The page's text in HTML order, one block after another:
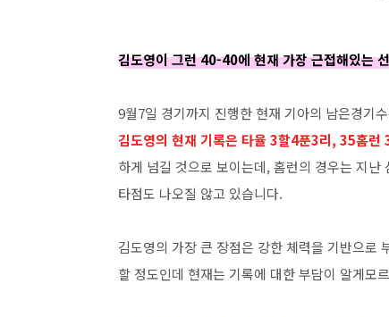
김도영이 그런 40-40에 현재 가장 근접해있는
9월7일 경기까지 진행한 현재 기아의 남은경기
김도영의 현재 기록은 타율 3할4푼3리, 35홈런
하게 넘길 것으로 보이는데, 홈런의 경우는 지
타점도 나오질 않고 있습니다.
김도영의 가장 큰 장점은 강한 체력을 기반으로
할 정도인데 현재는 기록에 대한 부담이 알게모